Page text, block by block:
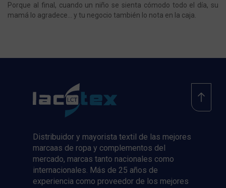
Porque al final, cuando un niño se sienta cómodo todo el día, su
mamá lo agradece... y tu negocio también lo nota en la caja.
Distribuidor y mayorista textil de las mejores
marcaas de ropa y complementos del
mercado, marcas tanto nacionales como
internacionales. Más de 25 años de
experiencia como proveedor de los mejores